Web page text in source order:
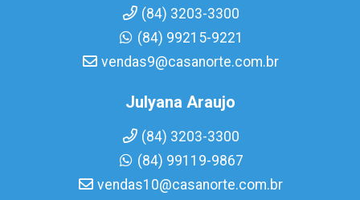
(84) 3203-3300
(84) 99215-9221
vendas9@casanorte.com.br
Julyana Araujo
(84) 3203-3300
(84) 99119-9867
vendas10@casanorte.com.br